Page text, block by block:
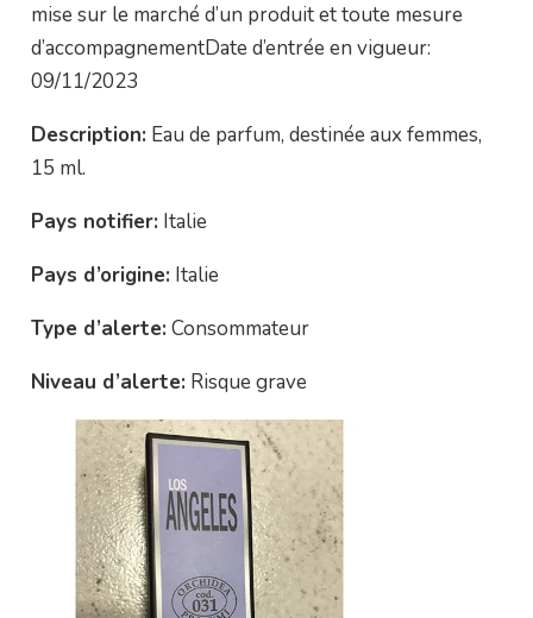
mise sur le marché d’un produit et toute mesure
d’accompagnementDate d’entrée en vigueur:
09/11/2023
Description: Eau de parfum, destinée aux femmes,
15 ml.
Pays notifier: Italie
Pays d’origine: Italie
Type d’alerte: Consommateur
Niveau d’alerte: Risque grave